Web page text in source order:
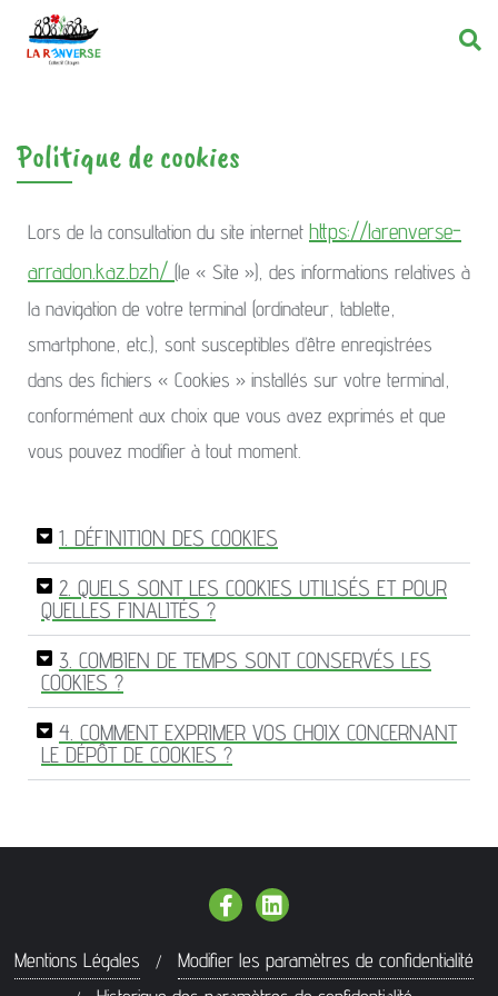
Politique de cookies
Lors de la consultation du site internet https://larenverse-
arradon.kaz.bzh/ (le « Site »), des informations relatives à
la navigation de votre terminal (ordinateur, tablette,
smartphone, etc.), sont susceptibles d’être enregistrées
dans des fichiers « Cookies » installés sur votre terminal,
conformément aux choix que vous avez exprimés et que
vous pouvez modifier à tout moment.
1. DÉFINITION DES COOKIES
2. QUELS SONT LES COOKIES UTILISÉS ET POUR
QUELLES FINALITÉS ?
3. COMBIEN DE TEMPS SONT CONSERVÉS LES
COOKIES ?
4. COMMENT EXPRIMER VOS CHOIX CONCERNANT
LE DÉPÔT DE COOKIES ?
Mentions Légales
Modifier les paramètres de confidentialité